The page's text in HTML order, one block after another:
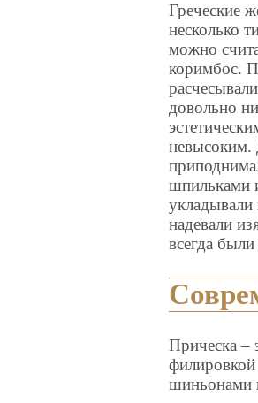
Греческие
несколько
можно
коримбос.
довольно
невысоким.
шпильками
надевали
всегда
Прическа –
филировкой
шиньонами